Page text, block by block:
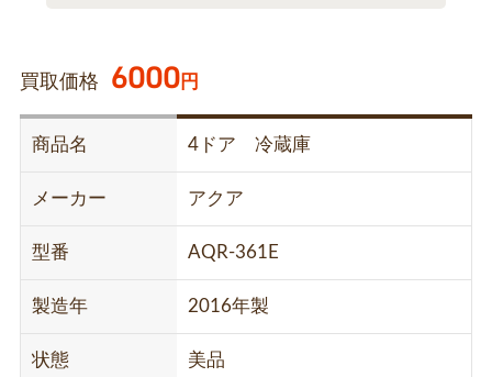
買取価格 6000円
商品名 4ドア 冷蔵庫
メーカー アクア
型番 AQR-361E
製造年 2016年製
状態 美品